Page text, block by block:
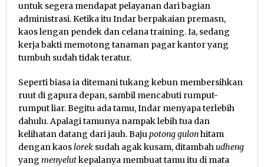
untuk segera mendapat pelayanan dari bagian
administrasi. Ketika itu Indar berpakaian premasn,
kaos lengan pendek dan celana training. Ia, sedang
kerja bakti memotong tanaman pagar kantor yang
tumbuh sudah tidak teratur.
Seperti biasa ia ditemani tukang kebun membersihkan
ruut di gapura depan, sambil mencabuti rumput-
rumput liar. Begitu ada tamu, Indar menyapa terlebih
dahulu. Apalagi tamunya nampak lebih tua dan
kelihatan datang dari jauh. Bajupotong gulonhitam
dengan kaoslorek sudah agak kusam, ditambahudheng
yang menyelutkepalanya membuat tamu itu di mata